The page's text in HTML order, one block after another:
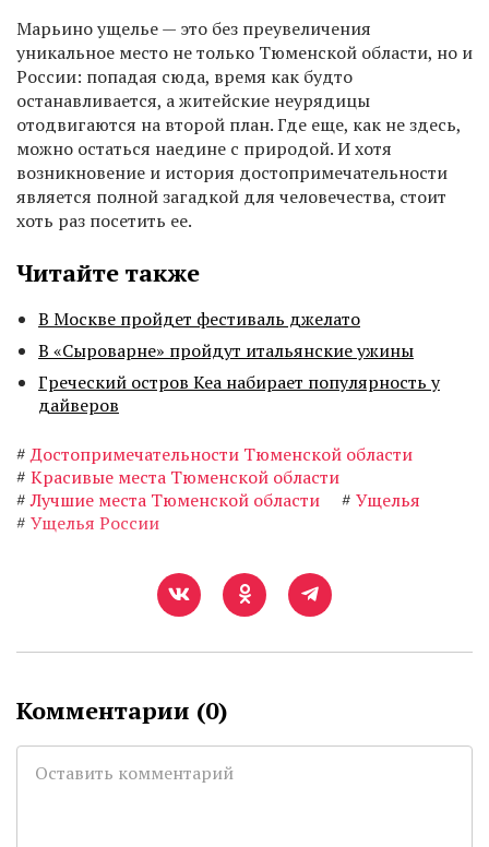
Марьино ущелье — это без преувеличения
уникальное место не только Тюменской области, но и
России: попадая сюда, время как будто
останавливается, а житейские неурядицы
отодвигаются на второй план. Где еще, как не здесь,
можно остаться наедине с природой. И хотя
возникновение и история достопримечательности
является полной загадкой для человечества, стоит
хоть раз посетить ее.
Читайте также
В Москве пройдет фестиваль джелато
В «Сыроварне» пройдут итальянские ужины
Греческий остров Кеа набирает популярность у
дайверов
# Достопримечательности Тюменской области
# Красивые места Тюменской области
# Лучшие места Тюменской области # Ущелья
# Ущелья России
Комментарии (0)